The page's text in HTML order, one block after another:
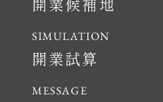
開業試算